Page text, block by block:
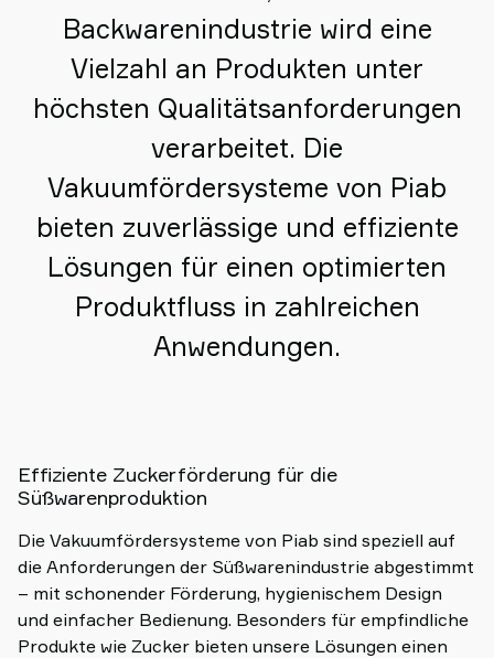
Backwarenindustrie wird eine
Vielzahl an Produkten unter
höchsten Qualitätsanforderungen
verarbeitet. Die
Vakuumfördersysteme von Piab
bieten zuverlässige und effiziente
Lösungen für einen optimierten
Produktfluss in zahlreichen
Anwendungen.
Effiziente Zuckerförderung für die
Süßwarenproduktion
Die Vakuumfördersysteme von Piab sind speziell auf
die Anforderungen der Süßwarenindustrie abgestimmt
– mit schonender Förderung, hygienischem Design
und einfacher Bedienung. Besonders für empfindliche
Produkte wie Zucker bieten unsere Lösungen einen